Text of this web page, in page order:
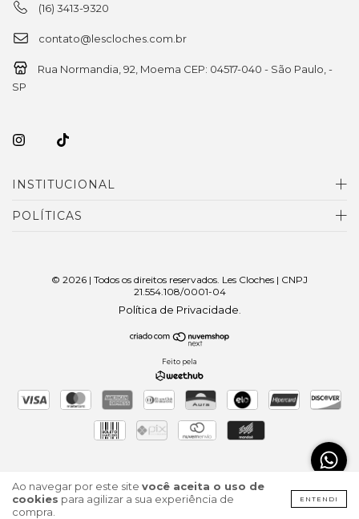
Ao navegar por este site você aceita o uso de
cookies para agilizar a sua experiência de
compra.
ENTENDI
(16) 3413-9320
contato@lescloches.com.br
Rua Normandia, 92, Moema CEP: 04517-040 - São Paulo, -
SP
INSTITUCIONAL
POLÍTICAS
© 2026 | Todos os direitos reservados. Les Cloches | CNPJ
21.554.108/0001-04
Política de Privacidade
Feito pela